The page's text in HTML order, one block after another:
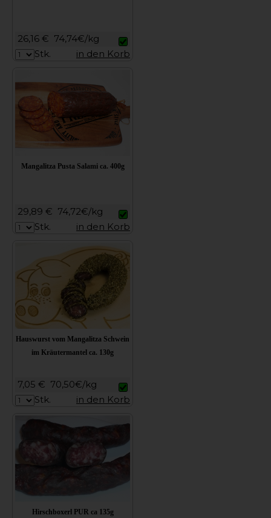
26,16 € 74,74€/kg
Stk.
in den Korb
Mangalitza Pusta Salami ca. 400g
29,89 € 74,72€/kg
Stk.
in den Korb
Hauswurst vom Mangalitza Schwein
im Kräutermantel ca. 130g
7,05 € 70,50€/kg
Stk.
in den Korb
Hirschboxerl PUR ca 135g